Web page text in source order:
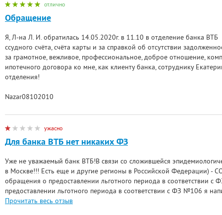
отлично
Обращение
Я, Л-на Л. И. обратилась 14.05.2020г. в 11.10 в отделение банка
ссудного счёта, счёта карты и за справкой об отсутствии
за грамотное, вежливое, профессиональное, доброе отношение,
ипотечного договора ко мне, как клиенту банка, сотруднику
отделения!
Nazar08102010
ужасно
Для банка ВТБ нет никаких ФЗ
Уже не уважаемый банк ВТБ!В связи со сложившейся
в Москве!!! Есть еще и другие регионы в Российской Федерации) -
обращения о предоставлении льготного периода в соответствии
предоставлении льготного периода в соответствии с ФЗ №106 я
Прочитать весь отзыв